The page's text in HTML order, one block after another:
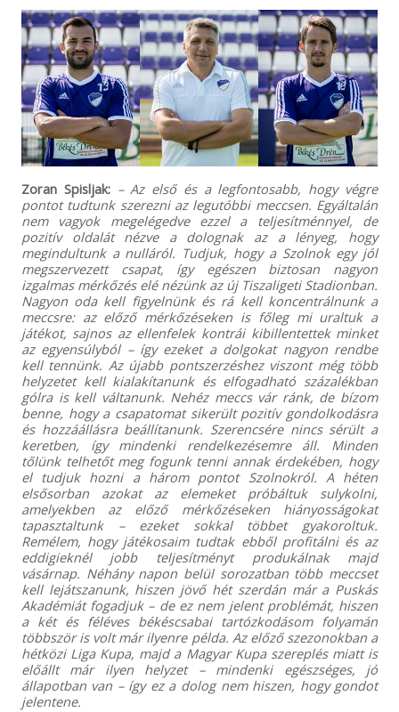
Zoran Spisljak: – Az első és a legfontosabb, hogy végre
pontot tudtunk szerezni az legutóbbi meccsen. Egyáltalán
nem vagyok megelégedve ezzel a teljesítménnyel, de
pozitív oldalát nézve a dolognak az a lényeg, hogy
megindultunk a nulláról. Tudjuk, hogy a Szolnok egy jól
megszervezett csapat, így egészen biztosan nagyon
izgalmas mérkőzés elé nézünk az új Tiszaligeti Stadionban.
Nagyon oda kell figyelnünk és rá kell koncentrálnunk a
meccsre: az előző mérkőzéseken is főleg mi uraltuk a
játékot, sajnos az ellenfelek kontrái kibillentettek minket
az egyensúlyból – így ezeket a dolgokat nagyon rendbe
kell tennünk. Az újabb pontszerzéshez viszont még több
helyzetet kell kialakítanunk és elfogadható százalékban
gólra is kell váltanunk. Nehéz meccs vár ránk, de bízom
benne, hogy a csapatomat sikerült pozitív gondolkodásra
és hozzáállásra beállítanunk. Szerencsére nincs sérült a
keretben, így mindenki rendelkezésemre áll. Minden
tőlünk telhetőt meg fogunk tenni annak érdekében, hogy
el tudjuk hozni a három pontot Szolnokról. A héten
elsősorban azokat az elemeket próbáltuk sulykolni,
amelyekben az előző mérkőzéseken hiányosságokat
tapasztaltunk – ezeket sokkal többet gyakoroltuk.
Remélem, hogy játékosaim tudtak ebből profitálni és az
eddigieknél jobb teljesítményt produkálnak majd
vásárnap. Néhány napon belül sorozatban több meccset
kell lejátszanunk, hiszen jövő hét szerdán már a Puskás
Akadémiát fogadjuk – de ez nem jelent problémát, hiszen
a két és féléves békéscsabai tartózkodásom folyamán
többször is volt már ilyenre példa. Az előző szezonokban a
hétközi Liga Kupa, majd a Magyar Kupa szereplés miatt is
előállt már ilyen helyzet – mindenki egészséges, jó
állapotban van – így ez a dolog nem hiszen, hogy gondot
jelentene.